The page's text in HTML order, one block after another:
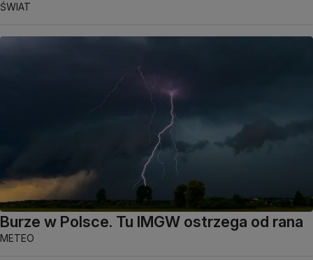
ŚWIAT
Burze w Polsce. Tu IMGW ostrzega od rana
METEO